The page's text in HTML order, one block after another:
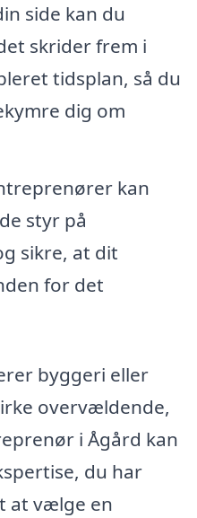
side kan du
skrider frem i
tidsplan, så du
dig om
kan
styr på
sikre, at dit
for det
byggeri eller
overvældende,
i Ågård kan
du har
at vælge en